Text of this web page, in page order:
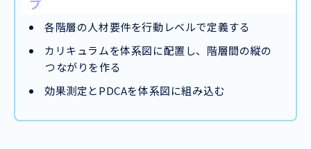
プ
各階層の人材要件を行動レベルで定義する
カリキュラムを体系図に配置し、階層間の縦の
つながりを作る
効果測定とPDCAを体系図に組み込む